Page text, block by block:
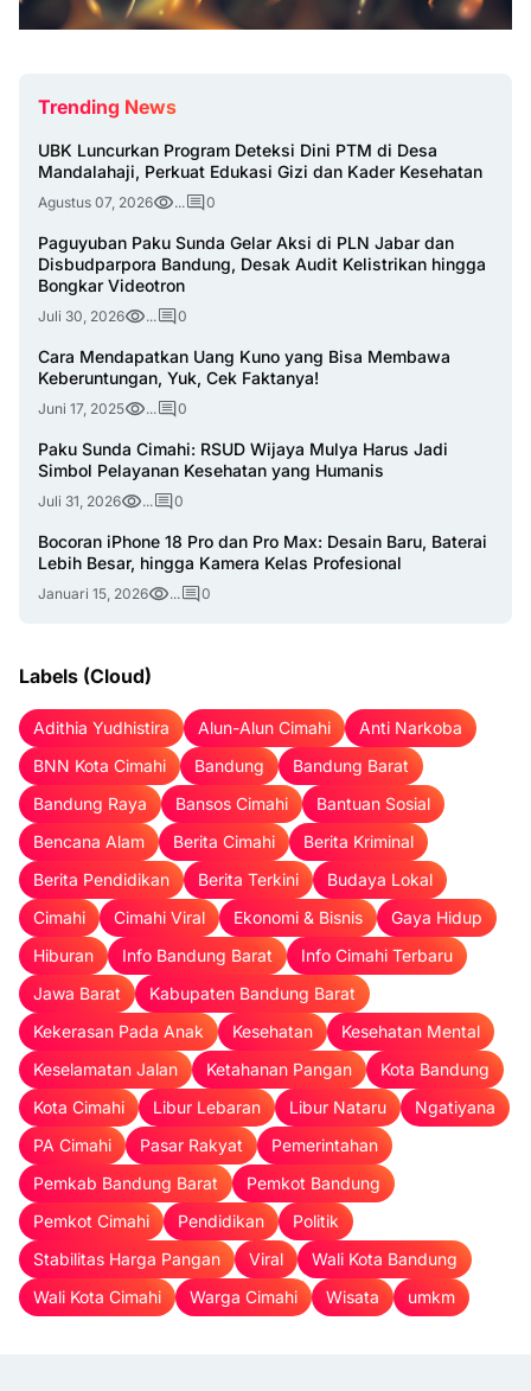
Trending News
UBK Luncurkan Program Deteksi Dini PTM di Desa
Mandalahaji, Perkuat Edukasi Gizi dan Kader Kesehatan
Agustus 07, 2026 ... 0
Paguyuban Paku Sunda Gelar Aksi di PLN Jabar dan
Disbudparpora Bandung, Desak Audit Kelistrikan hingga
Bongkar Videotron
Juli 30, 2026 ... 0
Cara Mendapatkan Uang Kuno yang Bisa Membawa
Keberuntungan, Yuk, Cek Faktanya!
Juni 17, 2025 ... 0
Paku Sunda Cimahi: RSUD Wijaya Mulya Harus Jadi
Simbol Pelayanan Kesehatan yang Humanis
Juli 31, 2026 ... 0
Bocoran iPhone 18 Pro dan Pro Max: Desain Baru, Baterai
Lebih Besar, hingga Kamera Kelas Profesional
Januari 15, 2026 ... 0
Labels (Cloud)
Adithia Yudhistira Alun-Alun Cimahi
Anti Narkoba
BNN Kota Cimahi
Bandung
Bandung Barat
Bandung Raya
Bansos Cimahi
Bantuan Sosial
Bencana Alam
Berita Cimahi
Berita Kriminal
Berita Pendidikan
Berita Terkini
Budaya Lokal
Cimahi
Cimahi Viral Ekonomi & Bisnis
Gaya Hidup
Hiburan
Info Bandung Barat
Info Cimahi Terbaru
Jawa Barat
Kabupaten Bandung Barat
Kekerasan Pada Anak
Kesehatan
Kesehatan Mental
Keselamatan Jalan
Ketahanan Pangan
Kota Bandung
Kota Cimahi
Libur Lebaran Libur Nataru
Ngatiyana
PA Cimahi
Pasar Rakyat
Pemerintahan
Pemkab Bandung Barat
Pemkot Bandung
Pemkot Cimahi
Pendidikan
Politik
Stabilitas Harga Pangan
Viral
Wali Kota Bandung
Wali Kota Cimahi
Warga Cimahi Wisata umkm